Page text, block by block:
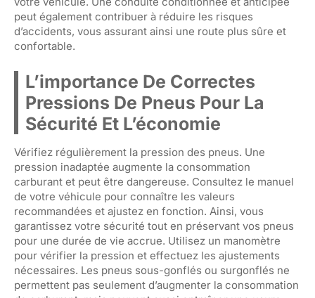
peut également contribuer à réduire les risques
d’accidents, vous assurant ainsi une route plus sûre et
confortable.
L’importance De Correctes
Pressions De Pneus Pour La
Sécurité Et L’économie
Vérifiez régulièrement la pression des pneus. Une
pression inadaptée augmente la consommation
carburant et peut être dangereuse. Consultez le manuel
de votre véhicule pour connaître les valeurs
recommandées et ajustez en fonction. Ainsi, vous
garantissez votre sécurité tout en préservant vos pneus
pour une durée de vie accrue. Utilisez un manomètre
pour vérifier la pression et effectuez les ajustements
nécessaires. Les pneus sous-gonflés ou surgonflés ne
permettent pas seulement d’augmenter la consommation